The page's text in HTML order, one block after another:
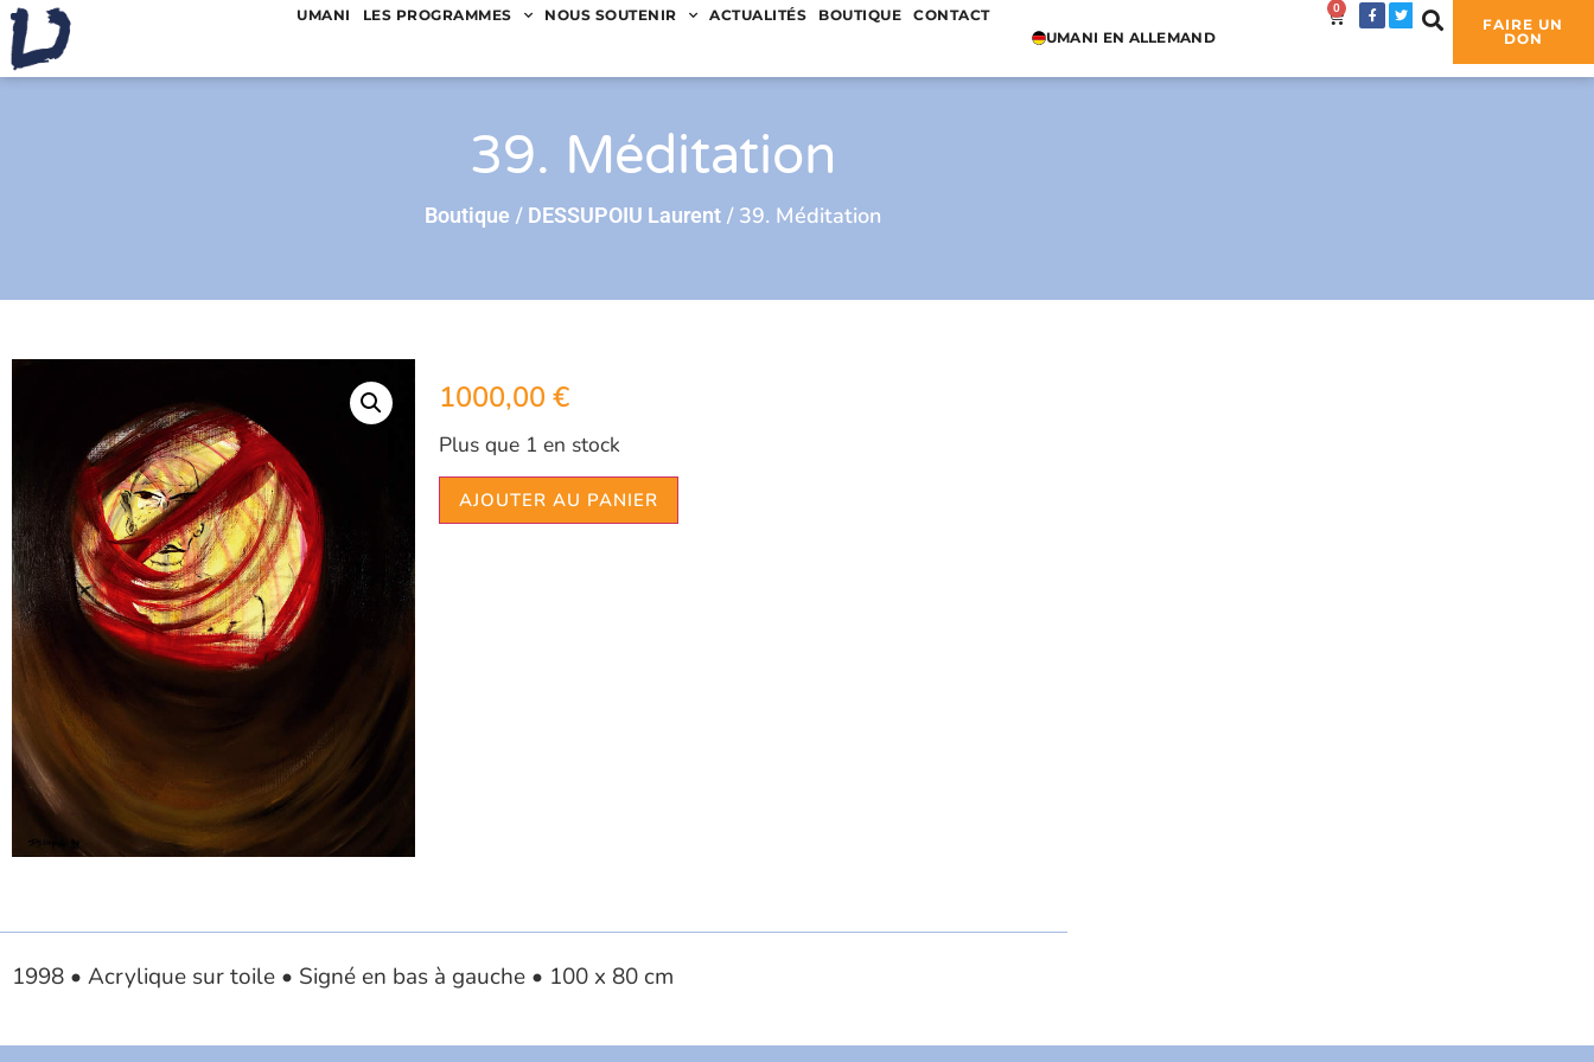
UMANI LES PROGRAMMES NOUS SOUTENIR ACTUALITÉS BOUTIQUE
CONTACT
UMANI EN ALLEMAND
€ 0
FAIRE UN
DON
39. Méditation
Boutique / DESSUPOIU Laurent/ 39. Méditation
1000,00 €
Plus que 1 en stock
AJOUTER AU PANIER
1998 • Acrylique sur toile • Signé en bas à gauche • 100 x 80 cm